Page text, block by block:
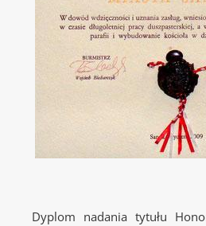
Dyplom nadania tytułu